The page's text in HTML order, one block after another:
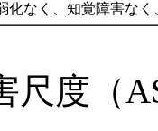
化なく、知覚障害な
尺度（